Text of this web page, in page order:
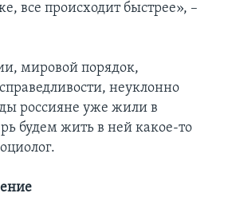
все происходит быстрее», –
мировой порядок,
неуклонно
россияне уже жили в
будем жить в ней какое-то